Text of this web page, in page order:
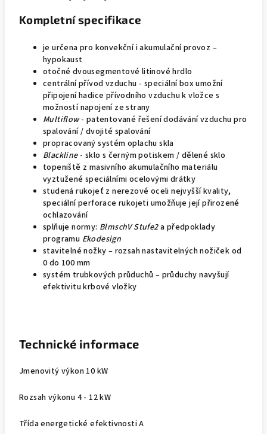
Kompletní specifikace
je určena pro konvekční i akumulační provoz –
hypokaust
otočné dvousegmentové litinové hrdlo
centrální přívod vzduchu - speciální box umožní
připojení hadice přívodního vzduchu k vložce s
možností napojení ze strany
Multiflow - patentované řešení dodávání vzduchu pro
spalování / dvojité spalování
propracovaný systém oplachu skla
Blackline - sklo s černým potiskem / dělené sklo
topeniště z masivního akumulačního materiálu
vyztužené speciálními ocelovými drátky
studená rukojeť z nerezové oceli nejvyšší kvality,
speciální perforace rukojeti umožňuje její přirozené
ochlazování
splňuje normy: BlmschV Stufe2a předpoklady
programu Ekodesign
stavitelné nožky – rozsah nastavitelných nožiček od
0 do 100 mm
systém trubkových průduchů – průduchy navyšují
efektivitu krbové vložky
Technické informace
Jmenovitý výkon 10 kW
Rozsah výkonu 4 - 12 kW
Třída energetické efektivnosti A